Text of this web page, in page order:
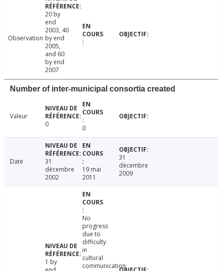
Observation
20 by
end
2003, 40
by end
2005,
and 60
by end
2007
Number of inter-municipal consortia created
Valeur
0
0
Date
31
décembre
2002
19 mai
2011
31
décembre
2009
1 by
No
progress
due to
difficulty
in
cultural
communication